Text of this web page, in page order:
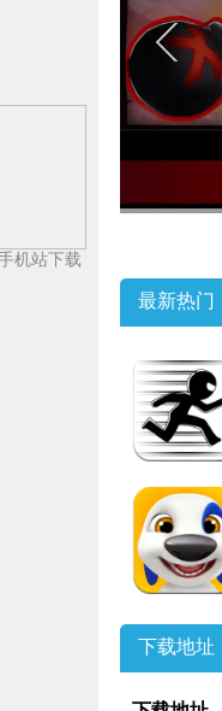
机站下载
最新热门
下载地址